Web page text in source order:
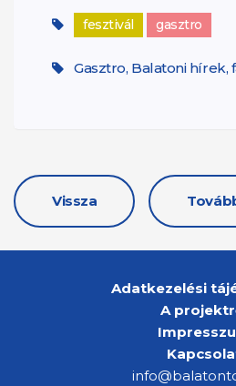
fesztivál gasztro
Gasztro, Balatoni hírek,
Vissza
Adatkezelési
A